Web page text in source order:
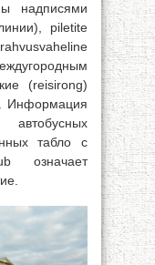
надписями
piletite
(reisirong)
Информация
табло с
означает